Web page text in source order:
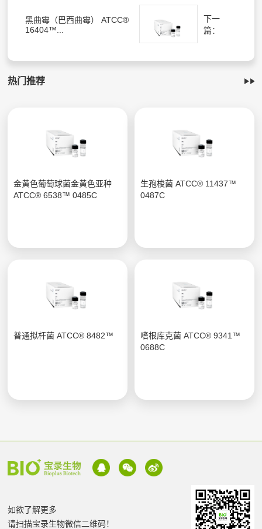
黑曲霉（巴西曲霉） ATCC®
16404™...
下一
篇：
热门推荐
金黄色葡萄球菌金黄色亚种
ATCC® 6538™ 0485C
生孢梭菌 ATCC® 11437™
0487C
普通拟杆菌 ATCC® 8482™
嗜根库克菌 ATCC® 9341™
0688C
如欲了解更多
请扫描宝录生物微信二维码！